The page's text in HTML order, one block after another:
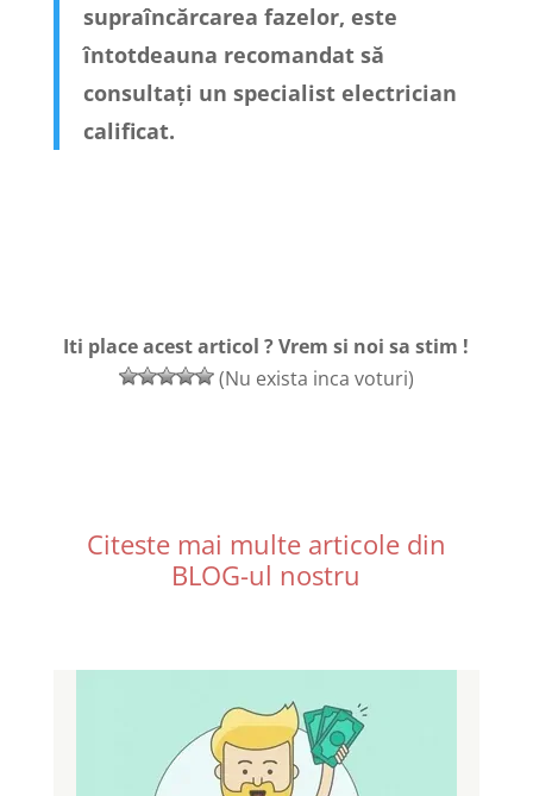
supraîncărcarea fazelor, este
întotdeauna recomandat să
consultați un specialist electrician
calificat.
Iti place acest articol ? Vrem si noi sa stim !
(Nu exista inca voturi)
Citeste mai multe articole din
BLOG-ul nostru